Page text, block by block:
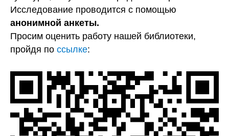
Исследование проводится с помощью
анонимной анкеты.
Просим оценить работу нашей библиотеки,
пройдя по ссылке: